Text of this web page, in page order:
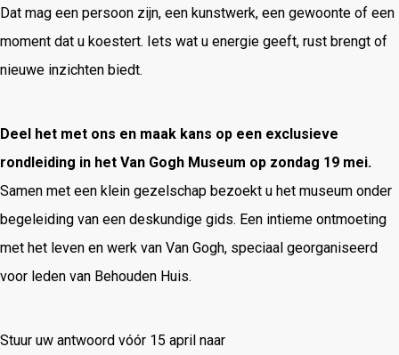
Dat mag een persoon zijn, een kunstwerk, een gewoonte of een
moment dat u koestert. Iets wat u energie geeft, rust brengt of
nieuwe inzichten biedt.
Deel het met ons en maak kans op een exclusieve
rondleiding in het Van Gogh Museum op zondag 19 mei.
Samen met een klein gezelschap bezoekt u het museum onder
begeleiding van een deskundige gids. Een intieme ontmoeting
met het leven en werk van Van Gogh, speciaal georganiseerd
voor leden van Behouden Huis.
Stuur uw antwoord vóór 15 april naar